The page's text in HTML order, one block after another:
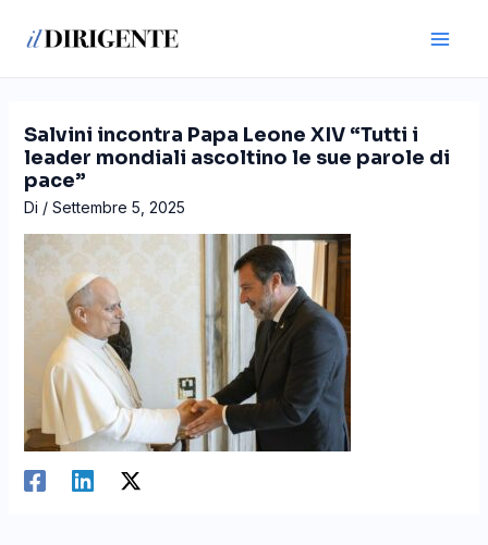
Salvini incontra Papa Leone XIV “Tutti i
leader mondiali ascoltino le sue parole di
pace”
Di / Settembre 5, 2025
articoli